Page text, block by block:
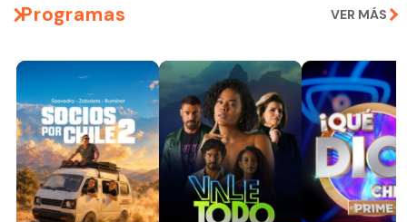
Programas VER MÁS